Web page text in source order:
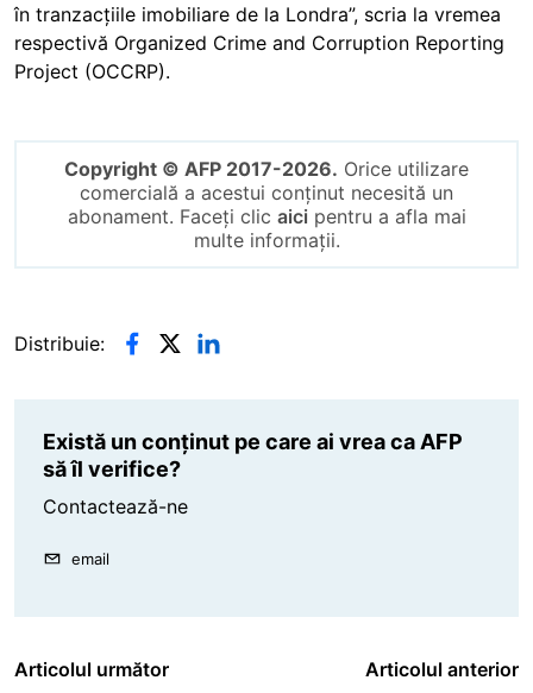
în tranzacțiile imobiliare de la Londra”, scria la vremea
respectivă Organized Crime and Corruption Reporting
Project (OCCRP).
Copyright © AFP 2017-2026. Orice utilizare
comercială a acestui conținut necesită un
abonament. Faceți clic aici pentru a afla mai
multe informații.
Distribuie:
Există un conținut pe care ai vrea ca AFP
să îl verifice?
Contactează-ne
email
Articolul următor Articolul anterior